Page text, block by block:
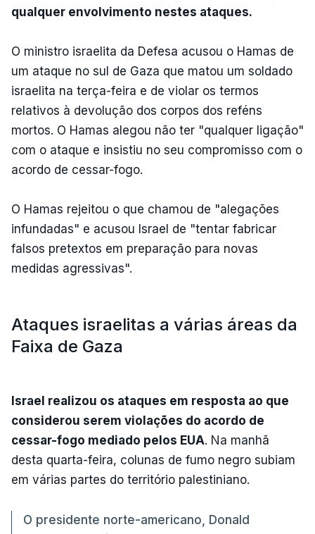
qualquer envolvimento nestes ataques.
O ministro israelita da Defesa acusou o Hamas de
um ataque no sul de Gaza que matou um soldado
israelita na terça-feira e de violar os termos
relativos à devolução dos corpos dos reféns
mortos. O Hamas alegou não ter "qualquer ligação"
com o ataque e insistiu no seu compromisso com o
acordo de cessar-fogo.
O Hamas rejeitou o que chamou de "alegações
infundadas" e acusou Israel de "tentar fabricar
falsos pretextos em preparação para novas
medidas agressivas".
Ataques israelitas a várias áreas da
Faixa de Gaza
Israel realizou os ataques em resposta ao que
considerou serem violações do acordo de
cessar-fogo mediado pelos EUA. Na manhã
desta quarta-feira, colunas de fumo negro subiam
em várias partes do território palestiniano.
O presidente norte-americano, Donald